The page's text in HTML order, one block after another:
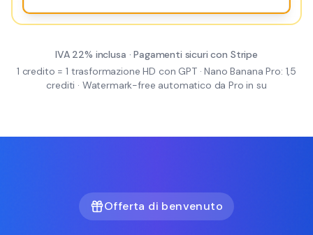
IVA 22% inclusa · Pagamenti sicuri con Stripe
1 credito = 1 trasformazione HD con GPT · Nano Banana Pro: 1,5
crediti · Watermark-free automatico da Pro in su
Offerta di benvenuto